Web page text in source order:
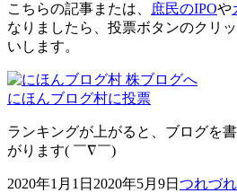
こちらの記事または、
庶民のIPOや
なりましたら、投票ボタンのクリ
いします。
にほんブログ村に投票
ランキングが上がると、ブログを
がります( ￣∇￣)
2020年1月1日 2020年5月9日 つれづ